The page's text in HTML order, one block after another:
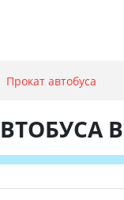
Прокат автобуса
В